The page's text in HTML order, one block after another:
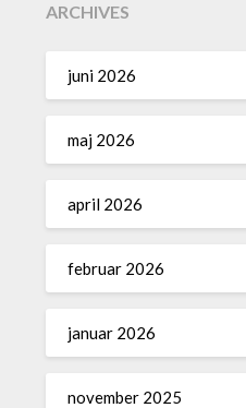
ARCHIVES
juni 2026
maj 2026
april 2026
februar 2026
januar 2026
november 2025